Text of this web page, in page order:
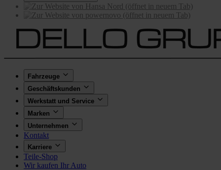
Fahrzeuge
Geschäftskunden
Werkstatt und Service
Marken
Unternehmen
Kontakt
Karriere
Teile-Shop
Wir kaufen Ihr Auto